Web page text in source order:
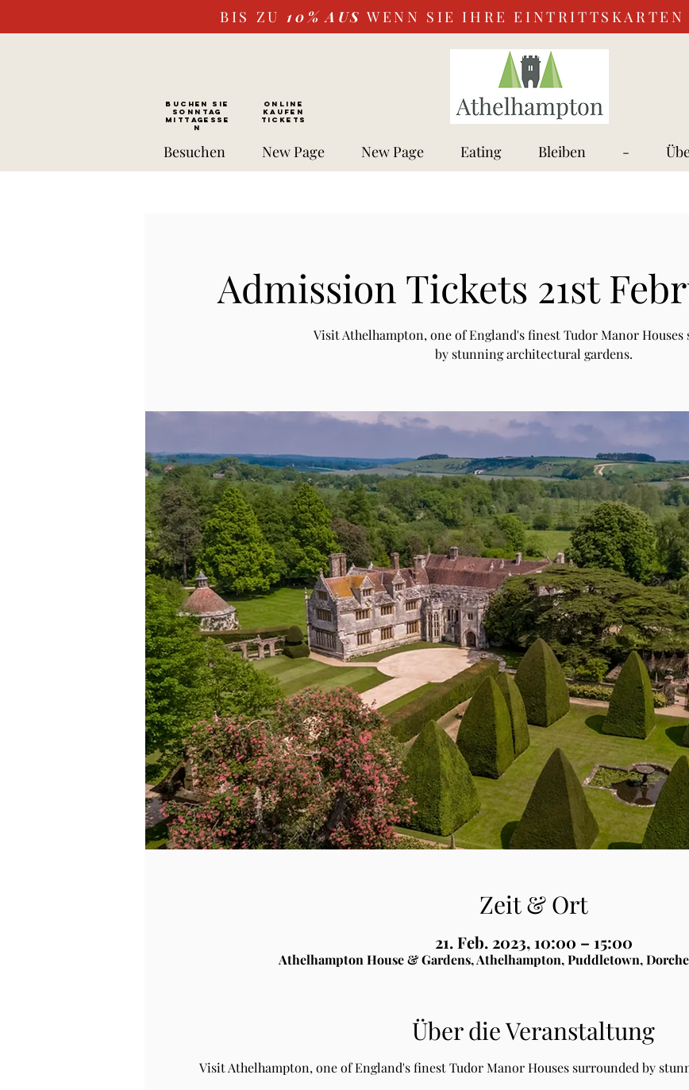
BIS ZU 10% AUS WENN SIE IHRE EINTRITTSKARTEN
BUCHEN SIE
SONNTAG
Mittagesse
n
ONLINE
kaufen
Tickets
Besuchen New Page New Page Eating Bleiben -
Admission Tickets 21st
Visit Athelhampton, one of England's finest Tudor Manor Houses
by stunning architectural gardens.
Zeit & Ort
21. Feb. 2023, 10:00 – 15:00
Athelhampton House & Gardens, Athelhampton, Puddletown,
Über die Veranstaltung
Visit Athelhampton, one of England's finest Tudor Manor Houses surrounded by